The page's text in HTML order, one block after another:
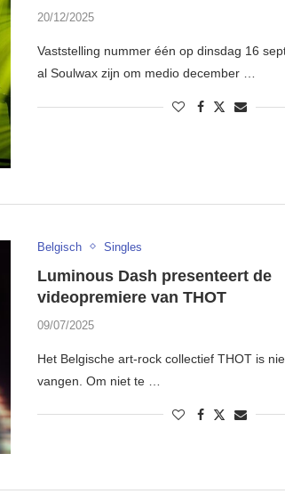
20/12/2025
Vaststelling nummer één op dinsdag 16
al Soulwax zijn om medio december …
Belgisch Singles
Luminous Dash presenteert de
videopremiere van THOT
09/07/2025
Het Belgische art-rock collectief THOT is
vangen. Om niet te …